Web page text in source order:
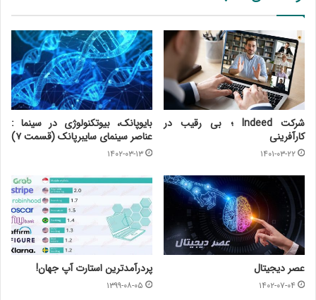
شرکت Indeed ؛ بی رقیب در
کارآفرینی
۱۴۰۱-۰۳-۲۲
بایوپانک، بیوتکنولوژی در سینما :
عناصر سینمای سایبرپانک (قسمت ۷)
۱۴۰۲-۰۳-۱۳
عصر دیجیتال
۱۴۰۲-۰۷-۰۴
پردرآمدترین استارت آپ جهان!
۱۳۹۹-۰۸-۰۵